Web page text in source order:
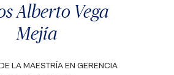
Alberto Vega
Mejía
LA MAESTRÍA EN GERENCIA